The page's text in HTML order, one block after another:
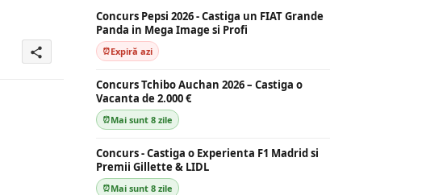
share
Concurs Pepsi 2026 - Castiga un FIAT Grande
Panda in Mega Image si Profi
Expiră azi
Concurs Tchibo Auchan 2026 – Castiga o
Vacanta de 2.000 €
Mai sunt 8 zile
Concurs - Castiga o Experienta F1 Madrid si
Premii Gillette & LIDL
Mai sunt 8 zile